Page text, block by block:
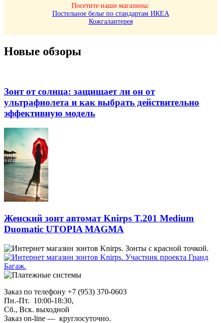
Посетите наши магазины:
Постельное белье по стандартам ИКЕА
Кожгалантерея
Новые обзоры
Зонт от солнца: защищает ли он от
ультрафиолета и как выбрать действительно
эффективную модель
Женский зонт автомат Knirps T.201 Medium
Duomatic UTOPIA MAGMA
Заказ по телефону +7 (953) 370-0603
Пн.-Пт. 10:00-18:30,
Сб., Вск. выходной
Заказ on-line — круглосуточно.